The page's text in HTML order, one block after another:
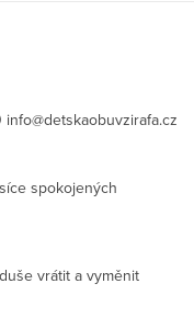
spokojených
vrátit a vyměnit